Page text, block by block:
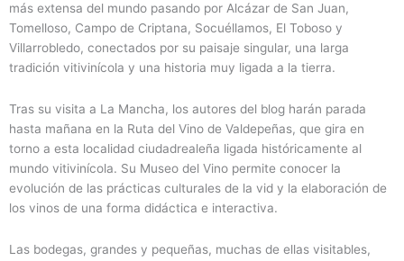
más extensa del mundo pasando por Alcázar de San Juan,
Tomelloso, Campo de Criptana, Socuéllamos, El Toboso y
Villarrobledo, conectados por su paisaje singular, una larga
tradición vitivinícola y una historia muy ligada a la tierra.
Tras su visita a La Mancha, los autores del blog harán parada
hasta mañana en la Ruta del Vino de Valdepeñas, que gira en
torno a esta localidad ciudadrealeña ligada históricamente al
mundo vitivinícola. Su Museo del Vino permite conocer la
evolución de las prácticas culturales de la vid y la elaboración de
los vinos de una forma didáctica e interactiva.
Las bodegas, grandes y pequeñas, muchas de ellas visitables,